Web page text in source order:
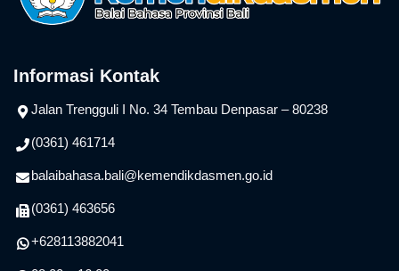
Informasi Kontak
Jalan Trengguli I No. 34 Tembau Denpasar – 80238
(0361) 461714
balaibahasa.bali@kemendikdasmen.go.id
(0361) 463656
+628113882041